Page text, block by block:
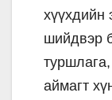
хүүхдийн
шийдвэр
аймагт